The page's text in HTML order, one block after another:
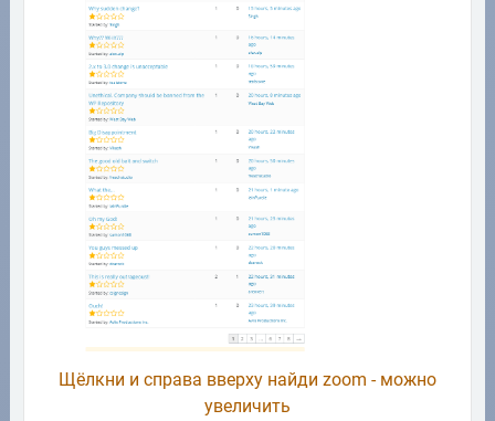
Щёлкни и справа вверху найди zoom - можно
увеличить